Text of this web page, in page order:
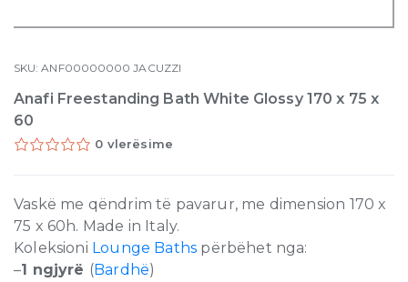
SKU:ANF00000000 JACUZZI
Anafi Freestanding Bath White Glossy 170 x 75 x
60
0 vlerësime
Vaskë me qëndrim të pavarur, me dimension 170 x
75 x 60h. Made in Italy.
Koleksioni Lounge Baths përbëhet nga:
–1 ngjyrë (Bardhë)